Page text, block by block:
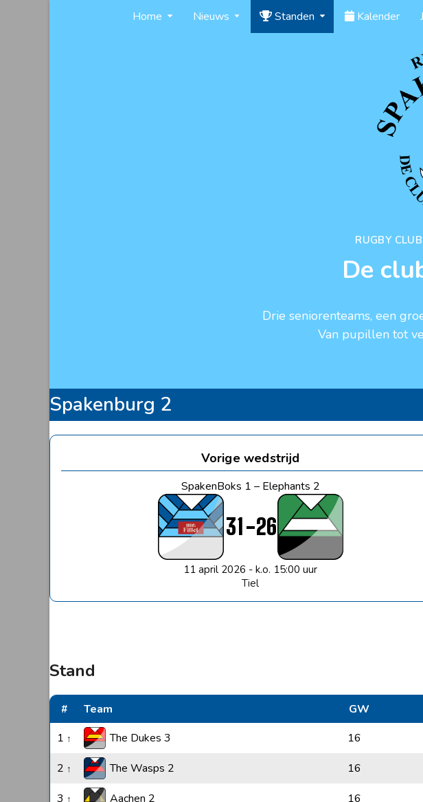
Home Nieuws Standen Kalender
RUGBY
De
Drie seniorenteams, een
Van pupillen tot
Spakenburg 2
Vorige wedstrijd
SpakenBoks 1 – Elephants 2
31 -26
11 april 2026 - k.o. 15:00 uur
Tiel
Stand
# Team GW
1 ↑ The Dukes 3 16
2 ↑ The Wasps 2 16
3 ↑ Aachen 2 16